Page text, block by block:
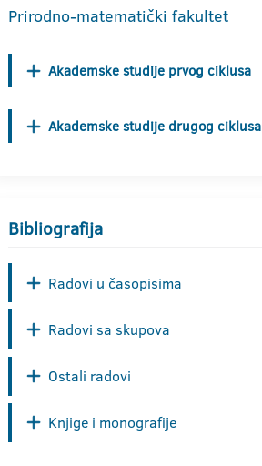
Prirodno-matematički fakultet
Akademske studije prvog ciklusa
Akademske studije drugog ciklusa
Bibliografija
Radovi u časopisima
Radovi sa skupova
Ostali radovi
Knjige i monografije